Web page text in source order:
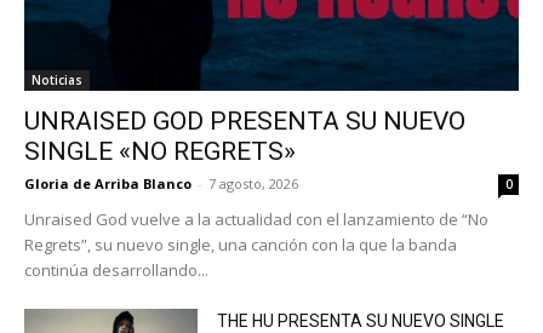
Noticias
UNRAISED GOD PRESENTA SU NUEVO
SINGLE «NO REGRETS»
Gloria de Arriba Blanco - 7 agosto, 2026 0
Unraised God vuelve a la actualidad con el lanzamiento de “No
Regrets”, su nuevo single, una canción con la que la banda
continúa desarrollando...
THE HU PRESENTA SU NUEVO SINGLE